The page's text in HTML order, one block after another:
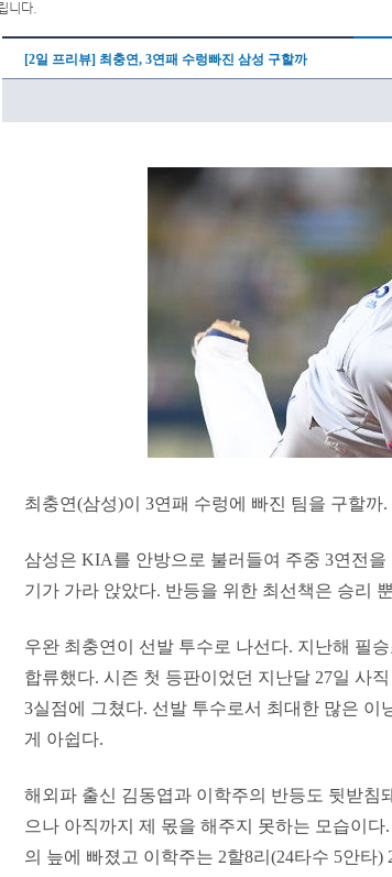
니다.
[2일 프리뷰] 최충연, 3연패 수렁빠진 삼성 구할까
최충연(삼성)이 3연패 수렁에 빠진 팀을 구할까.
삼성은 KIA를 안방으로 불러들여 주중 3연전
기가 가라 앉았다. 반등을 위한 최선책은 승리
우완 최충연이 선발 투수로 나선다. 지난해 필
합류했다. 시즌 첫 등판이었던 지난달 27일 사
3실점에 그쳤다. 선발 투수로서 최대한 많은
게 아쉽다.
해외파 출신 김동엽과 이학주의 반등도 뒷받침
으나 아직까지 제 몫을 해주지 못하는 모습이
의 늪에 빠졌고 이학주는 2할8리(24타수 5안타